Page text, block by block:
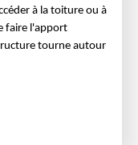
à la toiture ou à
faire l'apport
tourne autour